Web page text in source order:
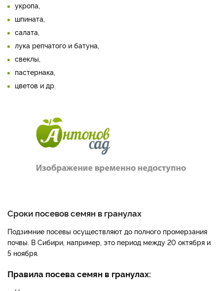
укропа,
шпи­ната,
салата,
лука репчатого и батуна,
свеклы,
пастернака,
цветов и др.
Сроки посевов семян в гранулах
Подзимние посевы осуществляют до полного про­мерзания
почвы. В Сибири, например, это период меж­ду 20 октября и
5 ноября.
Правила посева семян в гранулах: